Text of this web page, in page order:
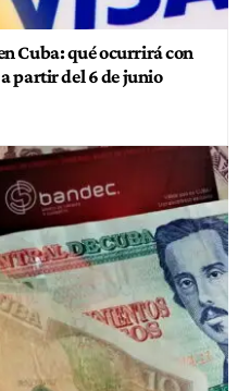
Cuba: qué ocurrirá con
partir del 6 de junio